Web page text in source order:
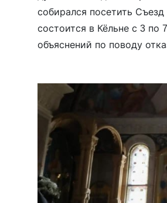
собирался посетить
состоится в Кёльне с 3 по
объяснений по поводу